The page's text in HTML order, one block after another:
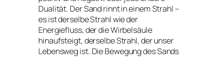
Dualität. Der Sand rinnt in einem Strahl –
es ist derselbe Strahl wie der
Energiefluss, der die Wirbelsäule
hinaufsteigt, derselbe Strahl, der unser
Lebensweg ist. Die Bewegung des Sands